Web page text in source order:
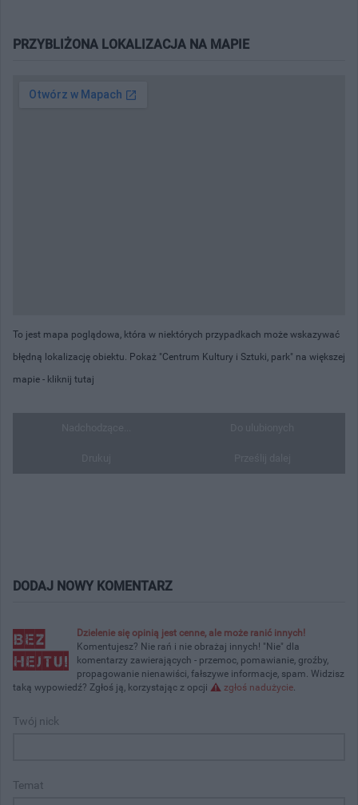
PRZYBLIŻONA LOKALIZACJA NA MAPIE
To jest mapa poglądowa, która w niektórych przypadkach może wskazywać
błędną lokalizację obiektu. Pokaż "Centrum Kultury i Sztuki, park" na większej
mapie - kliknij tutaj
DODAJ NOWY KOMENTARZ
Dzielenie się opinią jest cenne, ale może ranić innych!
Komentujesz? Nie rań i nie obrażaj innych! "Nie" dla
komentarzy zawierających - przemoc, pomawianie, groźby,
propagowanie nienawiści, fałszywe informacje, spam. Widzisz
taką wypowiedź? Zgłoś ją, korzystając z opcji
zgłoś nadużycie.
Twój nick
Temat